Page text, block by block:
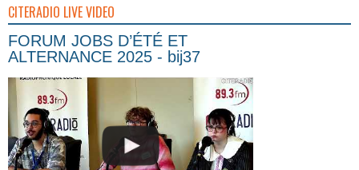
CITERADIO LIVE VIDEO
FORUM JOBS D’ÉTÉ ET
ALTERNANCE 2025 - bij37